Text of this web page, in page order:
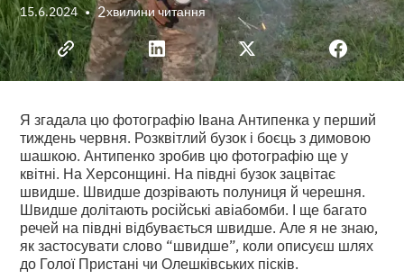
15.6.2024 • 2хвилини читання
Я згадала цю фотографію Івана Антипенка у перший
тиждень червня. Розквітлий бузок і боєць з димовою
шашкою. Антипенко зробив цю фотографію ще у
квітні. На Херсонщині. На півдні бузок зацвітає
швидше. Швидше дозрівають полуниця й черешня.
Швидше долітають російські авіабомби. І ще багато
речей на півдні відбувається швидше. Але я не знаю,
як застосувати слово “швидше”, коли описуєш шлях
до Голої Пристані чи Олешківських пісків.